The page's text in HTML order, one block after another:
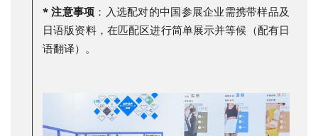
* 注意事项 ：入选配对的中国参展企业需携带样品及
日语版资料，在匹配区进行简单展示并等候（配有日
语翻译）。